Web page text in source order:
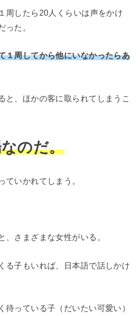
周したら20人くらいは声をかけ
った。
１周してから他にいなかったらあ
と、ほかの客に取られてしまうこ
のだ。
ていかれてしまう。
、さまざまな女性がいる。
る子もいれば、日本語で話しかけ
待っている子（だいたい可愛い）